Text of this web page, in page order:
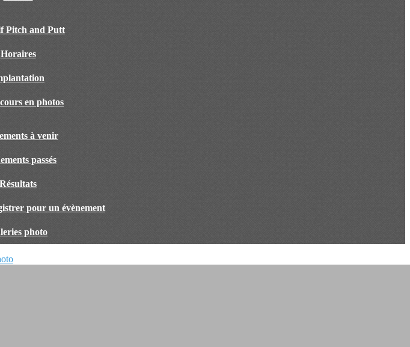
Pitch and Putt
Horaires
en photos
à venir
passés
Résultats
pour un évènement
photo